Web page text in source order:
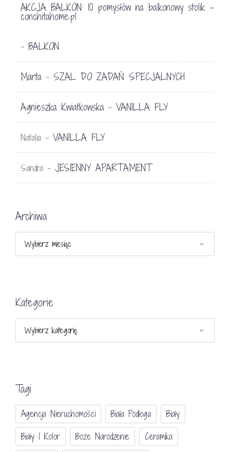
AKCJA BALKON: 10 pomysłów na balkonowy stolik -
conchitahome.pl
- BALKON
Marta - SZAL DO ZADAŃ SPECJALNYCH
Agnieszka Kwiatkowska - VANILLA FLY
Natalia - VANILLA FLY
Sandra - JESIENNY APARTAMENT
Archiwa
Kategorie
Tagi
Agencja Nieruchomości Biała Podłoga
Biały
Biały I Kolor
Boże Narodzenie
Ceramika